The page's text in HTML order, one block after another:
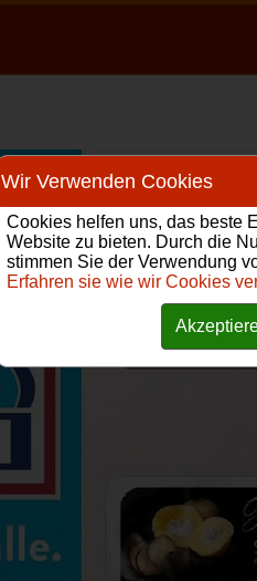
Wir Verwenden Cookies
Cookies helfen uns, das beste
Website zu bieten. Durch die
stimmen Sie der Verwendung
Erfahren sie wie wir Cookies